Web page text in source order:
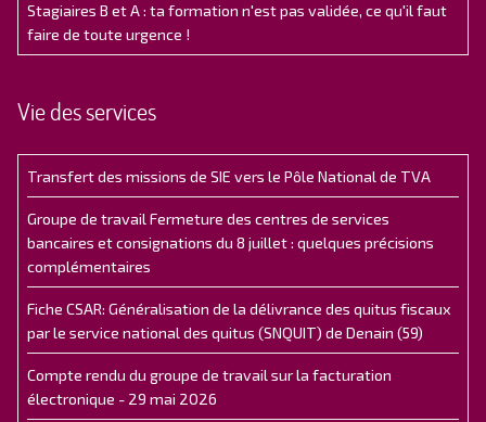
Stagiaires B et A : ta formation n'est pas validée, ce qu'il faut
faire de toute urgence !
Vie des services
Transfert des missions de SIE vers le Pôle National de TVA
Groupe de travail Fermeture des centres de services
bancaires et consignations du 8 juillet : quelques précisions
complémentaires
Fiche CSAR: Généralisation de la délivrance des quitus fiscaux
par le service national des quitus (SNQUIT) de Denain (59)
Compte rendu du groupe de travail sur la facturation
électronique - 29 mai 2026